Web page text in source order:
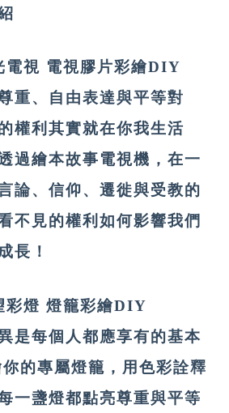
電視 電視膠片彩繪DIY
重、自由表達與平等對
權利其實就在你我生活
過繪本故事電視機，在一
論、信仰、遷徙與受教的
不見的權利如何影響我們
長！
彩燈 燈籠彩繪DIY
是每個人都應享有的基本
的專屬燈籠，用色彩詮釋
一盞燈都點亮尊重與平等